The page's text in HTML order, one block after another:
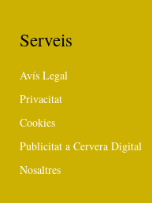
Serveis
Avís Legal
Privacitat
Cookies
Publicitat a Cervera Digital
Nosaltres